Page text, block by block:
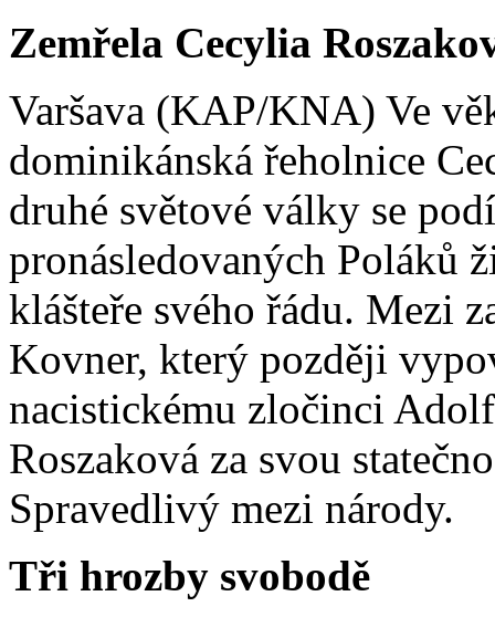
Zemřela Cecylia
Varšava (KAP/KNA) Ve
dominikánská řeholnice
druhé světové války se
pronásledovaných Poláků
klášteře svého řádu. Mezi
Kovner, který později
nacistickému zločinci
Roszaková za svou
Spravedlivý mezi národy.
Tři hrozby svobodě